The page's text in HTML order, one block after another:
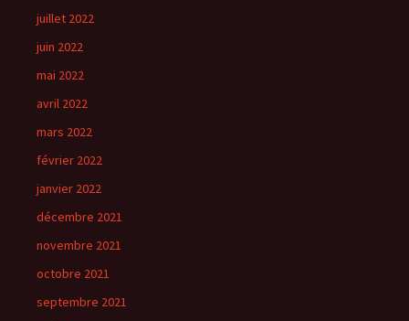
juillet 2022
juin 2022
mai 2022
avril 2022
mars 2022
février 2022
janvier 2022
décembre 2021
novembre 2021
octobre 2021
septembre 2021